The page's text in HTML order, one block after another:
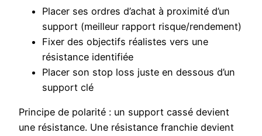
Placer ses ordres d’achat à proximité d’un
support (meilleur rapport risque/rendement)
Fixer des objectifs réalistes vers une
résistance identifiée
Placer son stop loss juste en dessous d’un
support clé
Principe de polarité : un support cassé devient
une résistance. Une résistance franchie devient